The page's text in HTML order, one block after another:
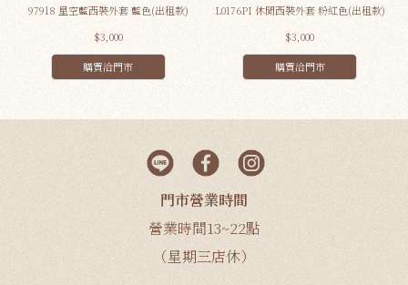
97918 星空藍西裝外套 藍色(出租款)
$3,000
購買洽門市
L0176PI 休閒西裝外套 粉紅色(出租款)
$3,000
購買洽門市
門市營業時間
營業時間13~22點
（星期三店休）